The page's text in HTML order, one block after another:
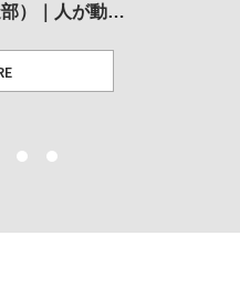
）｜人が動…
できたのか…
4 5